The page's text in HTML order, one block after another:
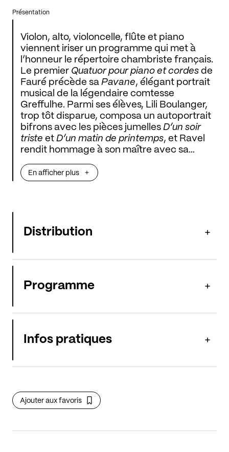
Présentation
Violon, alto, violoncelle, flûte et piano
viennent iriser un programme qui met à
l’honneur le répertoire chambriste français.
Le premier Quatuor pour piano et cordes de
Fauré précède sa Pavane, élégant portrait
musical de la légendaire comtesse
Greffulhe. Parmi ses élèves, Lili Boulanger,
trop tôt disparue, composa un autoportrait
bifrons avec les pièces jumelles D’un soir
triste et D’un matin de printemps, et Ravel
rendit hommage à son maître avec sa
flûte, violon et piano
leur héritage, celui d’une musique à la clarté
En afficher plus
Distribution
Programme
Infos pratiques
Ajouter aux favoris